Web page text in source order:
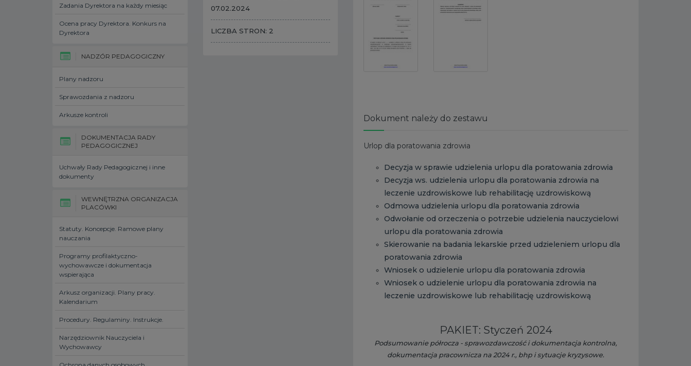
Zadania Dyrektora na każdy miesiąc
Ocena pracy Dyrektora. Konkurs na
Dyrektora
NADZÓR PEDAGOGICZNY
Plany nadzoru
Sprawozdania z nadzoru
Arkusze kontroli
DOKUMENTACJA RADY
PEDAGOGICZNEJ
Uchwały Rady Pedagogicznej i inne
dokumenty
WEWNĘTRZNA ORGANIZACJA
PLACÓWKI
Statuty. Koncepcje. Ramowe plany
nauczania
Programy profilaktyczno-
wychowawcze i dokumentacja
wspierająca
Arkusz organizacji. Plany pracy.
Kalendarium
Procedury. Regulaminy. Instrukcje.
Narzędziownik Nauczyciela i
Wychowawcy
07.02.2024
LICZBA STRON: 2
Dokument należy do zestawu
Urlop dla poratowania zdrowia
Decyzja w sprawie udzielenia urlopu dla poratowania zdrowia
Decyzja ws. udzielenia urlopu dla poratowania zdrowia na
leczenie uzdrowiskowe lub rehabilitację uzdrowiskową
Odmowa udzielenia urlopu dla poratowania zdrowia
Odwołanie od orzeczenia o potrzebie udzielenia nauczycielowi
urlopu dla poratowania zdrowia
Skierowanie na badania lekarskie przed udzieleniem urlopu dla
poratowania zdrowia
Wniosek o udzielenie urlopu dla poratowania zdrowia
Wniosek o udzielenie urlopu dla poratowania zdrowia na
leczenie uzdrowiskowe lub rehabilitację uzdrowiskową
PAKIET: Styczeń 2024
Podsumowanie półrocza - sprawozdawczość i dokumentacja kontrolna,
dokumentacja pracownicza na 2024 r., bhp i sytuacje kryzysowe.